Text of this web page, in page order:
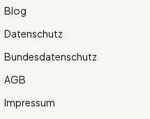
Blog
Datenschutz
Bundesdatenschutz
AGB
Impressum